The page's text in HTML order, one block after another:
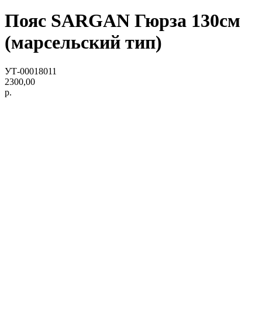
Пояс SARGAN Гюрза 130см
(марсельский тип)
УТ-00018011
2300,00
р.